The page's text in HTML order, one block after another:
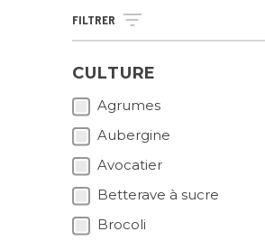
FILTRER
CULTURE
Agrumes
Aubergine
Avocatier
Betterave à sucre
Brocoli